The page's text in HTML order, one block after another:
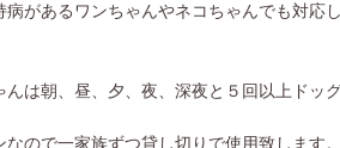
病があるワンちゃんやネコちゃんでも対応
んは朝、昼、夕、夜、深夜と５回以上ドッ
なので一家族ずつ貸し切りで使用致します